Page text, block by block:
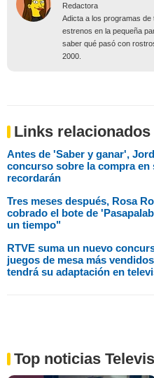
Redactora
Adicta a los programas de
estrenos en la pequeña
saber qué pasó con
2000.
Links relacionados
Antes de 'Saber y ganar',
concurso sobre la compra
recordarán
Tres meses después, Rosa
cobrado el bote de
un tiempo"
RTVE suma un nuevo
juegos de mesa más
tendrá su adaptación en
Top noticias